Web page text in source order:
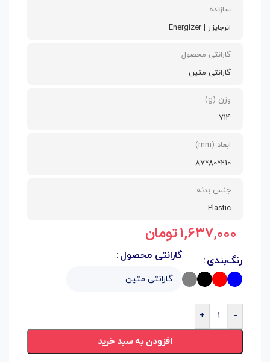
سازنده
انرجایزر | Energizer
گارانتی محصول
گارانتی متین
وزن (g)
714
ابعاد (mm)
210*80*87
جنس بدنه
Plastic
۱,۶۳۷,۰۰۰تومان
رنگ‌بندی گارانتی محصول
-
+
افزودن به سبد خرید